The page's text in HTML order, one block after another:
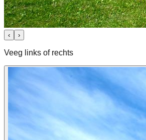
‹ ›
Veeg links of rechts